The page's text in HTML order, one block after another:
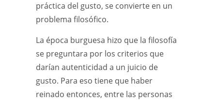
práctica del gusto, se convierte en un
problema filosófico.
La época burguesa hizo que la filosofía
se preguntara por los criterios que
darían autenticidad a un juicio de
gusto. Para eso tiene que haber
reinado entonces, entre las personas